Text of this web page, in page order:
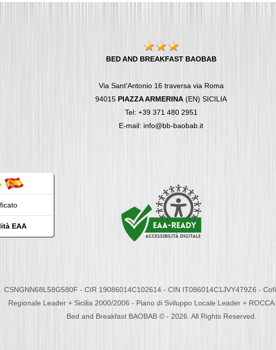
BED AND BREAKFAST BAOBAB
Via Sant'Antonio 16 traversa via Roma
94015 PIAZZA ARMERINA (EN) SICILIA
Tel: +39 371 480 2951
E-mail: info@bb-baobab.it
EAA
- CIR 19086014C102614 - CIN IT086014C1JVY479Z6 -
Regionale Leader + Sicilia 2000/2006 - Piano di Sviluppo Locale Leader + ROCCA
Bed and Breakfast BAOBAB © - 2026. All Rights Reserved.